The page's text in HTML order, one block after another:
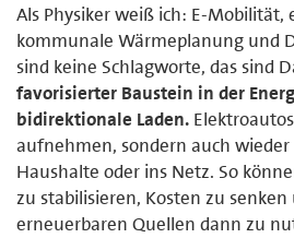
Als Physiker weiß ich: E-Mobilität,
kommunale Wärmeplanung und
sind keine Schlagworte, das sind
favorisierter Baustein in der
bidirektionale Laden.
aufnehmen, sondern auch wieder
Haushalte oder ins Netz. So
zu stabilisieren, Kosten zu
erneuerbaren Quellen dann zu